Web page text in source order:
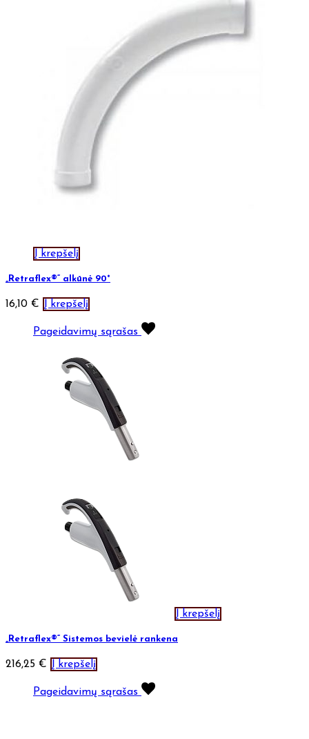
Į krepšelį
„Retraflex®“ alkūnė 90°
16,10 € Į krepšelį
Pageidavimų sąrašas
Į krepšelį
„Retraflex®“ Sistemos bevielė rankena
216,25 € Į krepšelį
Pageidavimų sąrašas